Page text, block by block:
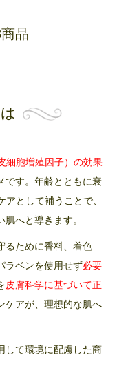
品
細胞増殖因子）の効果
です。年齢とともに衰
として補うことで、
へと導きます。
るために香料、着色
ラベンを使用せず必要
皮膚科学に基づいて正
ケアが、理想的な肌へ
して環境に配慮した商